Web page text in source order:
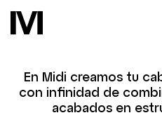
En Midi creamos tu
con infinidad de
acabados en